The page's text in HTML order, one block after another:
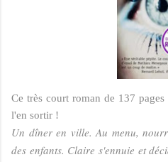
Ce très court roman de 137
l'en sortir !
Un dîner en ville. Au menu,
des enfants. Claire s'ennuie et